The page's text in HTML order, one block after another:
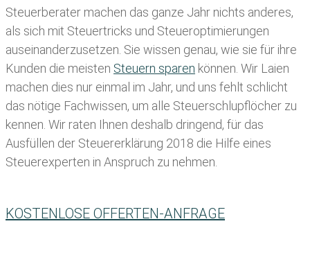
Steuerberater machen das ganze Jahr nichts anderes,
als sich mit Steuertricks und Steueroptimierungen
auseinanderzusetzen. Sie wissen genau, wie sie für ihre
Kunden die meisten Steuern sparen können. Wir Laien
machen dies nur einmal im Jahr, und uns fehlt schlicht
das nötige Fachwissen, um alle Steuerschlupflöcher zu
kennen. Wir raten Ihnen deshalb dringend, für das
Ausfüllen der Steuererklärung 2018 die Hilfe eines
Steuerexperten in Anspruch zu nehmen.
KOSTENLOSE OFFERTEN-ANFRAGE